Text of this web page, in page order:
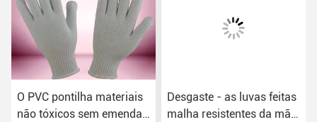
O PVC pontilha materiais
não tóxicos sem emenda
Desgaste - as luvas feitas
malha resistentes da mão,